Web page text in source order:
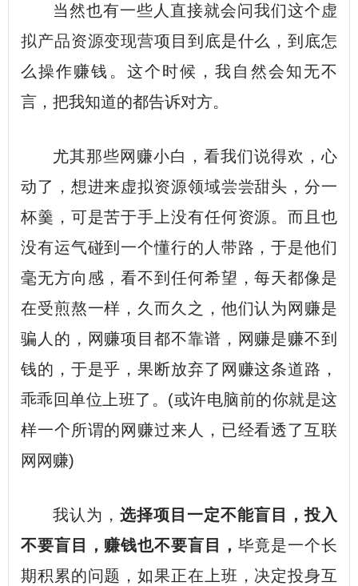
当然也有一些人直接就会问我们这个虚
拟产品资源变现营项目到底是什么，到底怎
么操作赚钱。这个时候，我自然会知无不
言，把我知道的都告诉对方。
尤其那些网赚小白，看我们说得欢，心
动了，想进来虚拟资源领域尝尝甜头，分一
杯羹，可是苦于手上没有任何资源。而且也
没有运气碰到一个懂行的人带路，于是他们
毫无方向感，看不到任何希望，每天都像是
在受煎熬一样，久而久之，他们认为网赚是
骗人的，网赚项目都不靠谱，网赚是赚不到
钱的，于是乎，果断放弃了网赚这条道路，
乖乖回单位上班了。(或许电脑前的你就是这
样一个所谓的网赚过来人，已经看透了互联
网网赚)
我认为， 选择项目一定不能盲目，投入
不要盲目，赚钱也不要盲目， 毕竟是一个长
期积累的问题，如果正在上班，决定投身互